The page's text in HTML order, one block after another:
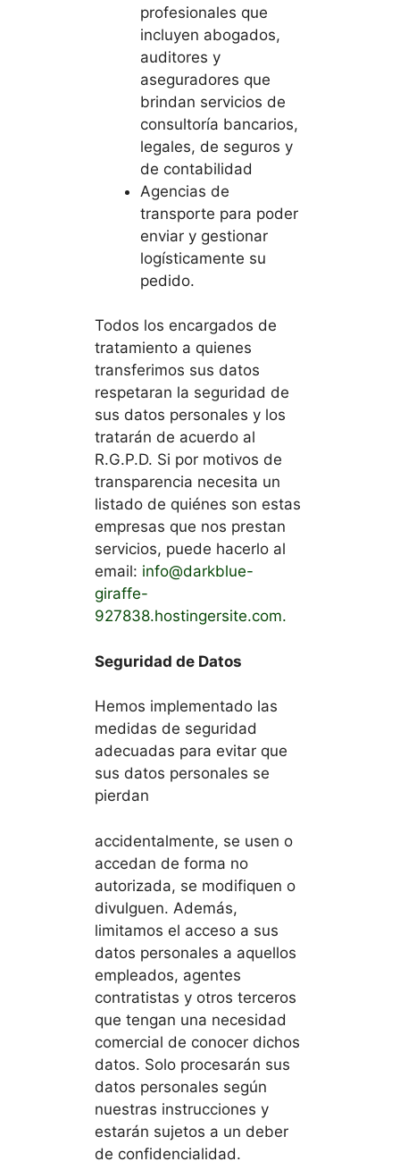
profesionales que
incluyen abogados,
auditores y
aseguradores que
brindan servicios de
consultoría bancarios,
legales, de seguros y
de contabilidad
Agencias de
transporte para poder
enviar y gestionar
logísticamente su
pedido.
Todos los encargados de
tratamiento a quienes
transferimos sus datos
respetaran la seguridad de
sus datos personales y los
tratarán de acuerdo al
R.G.P.D. Si por motivos de
transparencia necesita un
listado de quiénes son estas
empresas que nos prestan
servicios, puede hacerlo al
email: info@darkblue-
giraffe-
927838.hostingersite.com.
Seguridad de Datos
Hemos implementado las
medidas de seguridad
adecuadas para evitar que
sus datos personales se
pierdan
accidentalmente, se usen o
accedan de forma no
autorizada, se modifiquen o
divulguen. Además,
limitamos el acceso a sus
datos personales a aquellos
empleados, agentes
contratistas y otros terceros
que tengan una necesidad
comercial de conocer dichos
datos. Solo procesarán sus
datos personales según
nuestras instrucciones y
estarán sujetos a un deber
de confidencialidad.